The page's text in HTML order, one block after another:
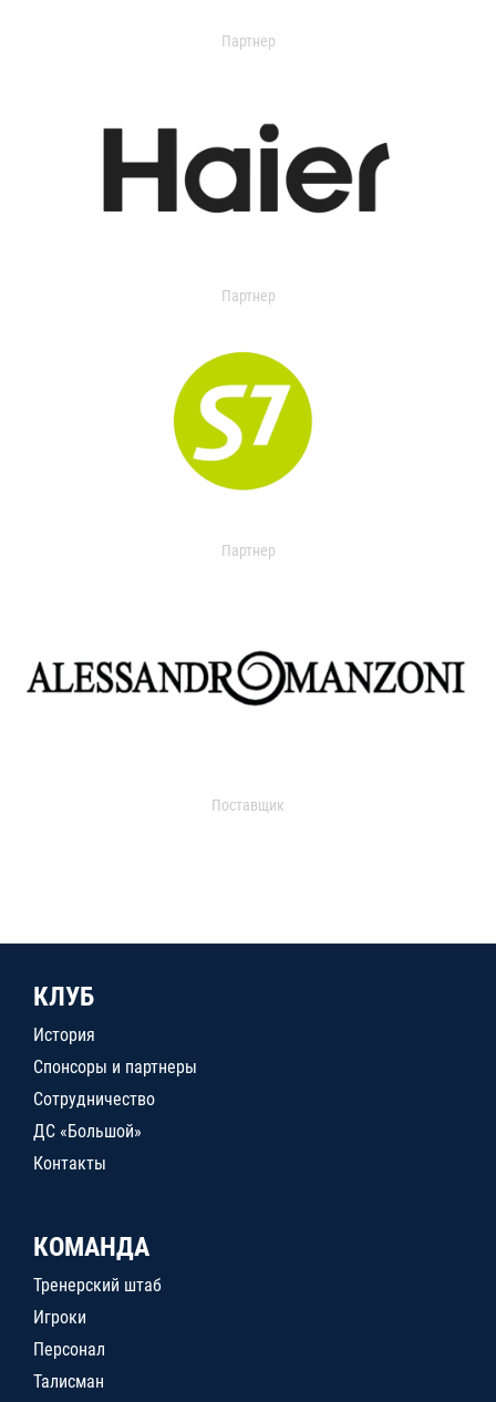
Партнер
Партнер
Партнер
Поставщик
КЛУБ
История
Спонсоры и партнеры
Сотрудничество
ДС «Большой»
Контакты
КОМАНДА
Тренерский штаб
Игроки
Персонал
Талисман